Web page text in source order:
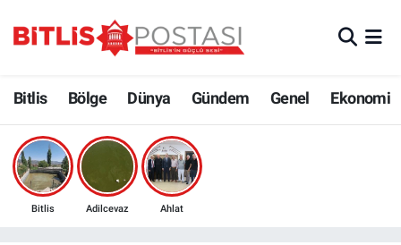
Bitlis Bölge Dünya Gündem Genel Ekonomi
Bitlis Adilcevaz Ahlat
Bölge
Çevre
Bitlis Trafik Yoğunluk Haritası
Süper Lig Puan Durumu ve Fikstür